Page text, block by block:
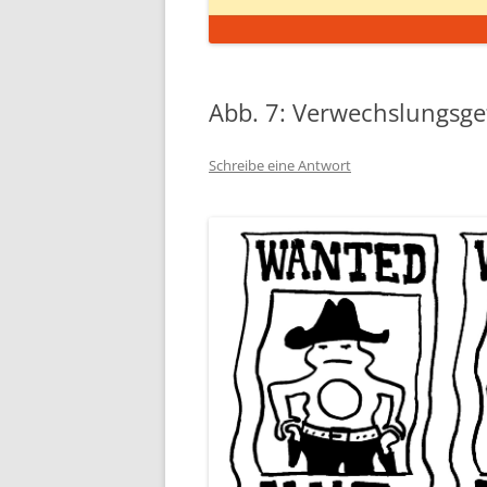
Abb. 7:
Schreibe eine Antwort